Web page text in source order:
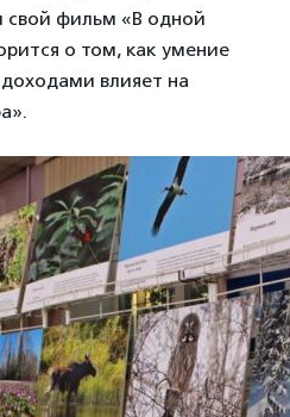
свой фильм «В одной
о том, как умение
влияет на